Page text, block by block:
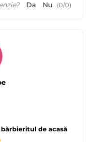
Da Nu (0/0)
de acasă